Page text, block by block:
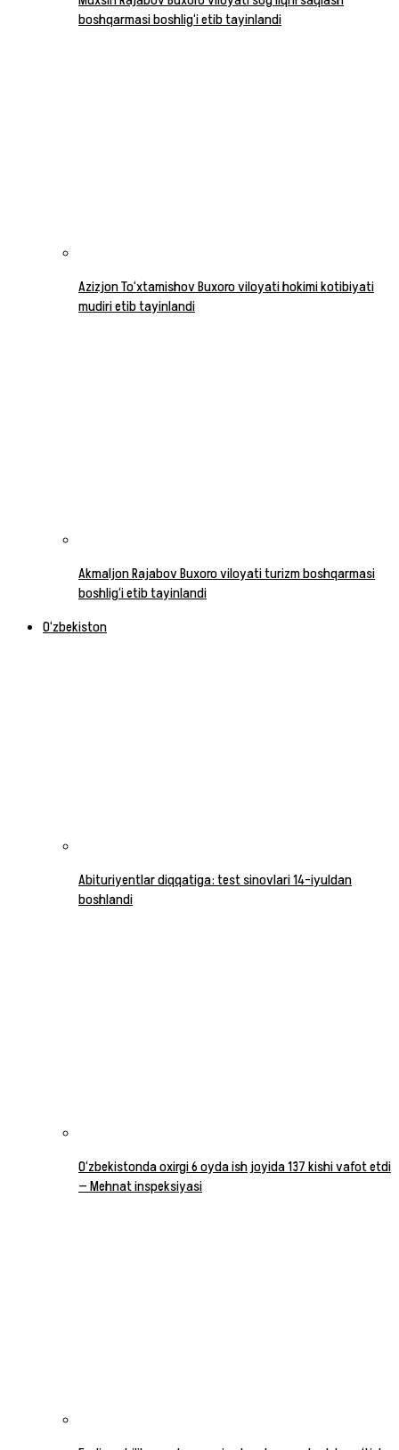
boshqarmasi boshlig‘i etib tayinlandi
Azizjon To‘xtamishov Buxoro viloyati hokimi kotibiyati
mudiri etib tayinlandi
Akmaljon Rajabov Buxoro viloyati turizm boshqarmasi
boshlig‘i etib tayinlandi
O‘zbekiston
Abituriyentlar diqqatiga: test sinovlari 14-iyuldan
boshlandi
O‘zbekistonda oxirgi 6 oyda ish joyida 137 kishi vafot etdi
— Mehnat inspeksiyasi